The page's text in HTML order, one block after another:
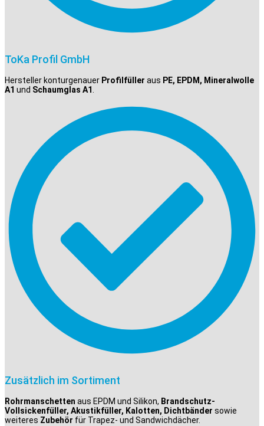
ToKa Profil GmbH
Hersteller konturgenauer Profilfüller aus PE, EPDM, Mineralwolle
A1 und Schaumglas A1.
Zusätzlich im Sortiment
Rohrmanschetten aus EPDM und Silikon, Brandschutz-
Vollsickenfüller, Akustikfüller, Kalotten, Dichtbänder sowie
weiteres Zubehör für Trapez- und Sandwichdächer.